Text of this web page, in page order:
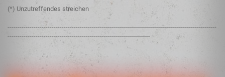
(*) Unzutreffendes streichen
--------------------------------------------------------------------------------------------------------
-----------------------------------------------------------------------